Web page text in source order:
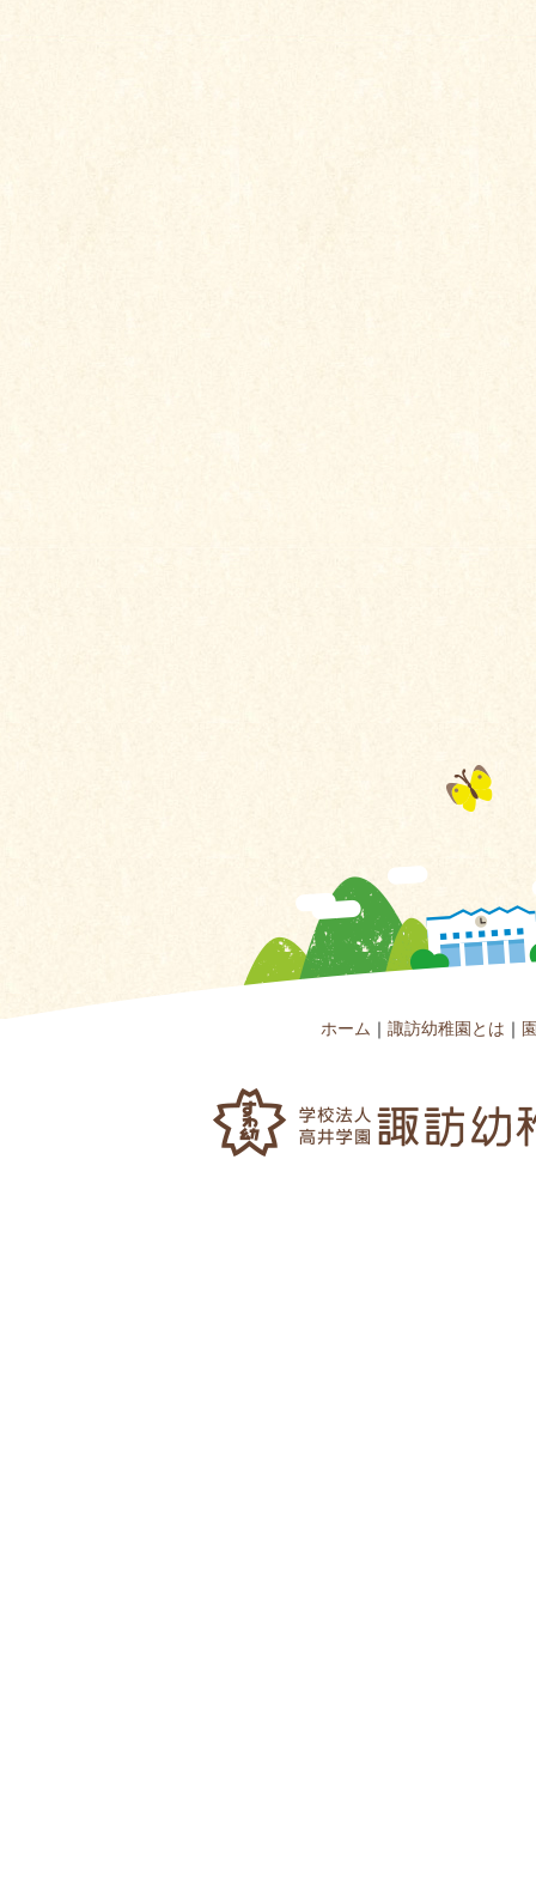
ホーム ｜ 諏訪幼稚園とは ｜